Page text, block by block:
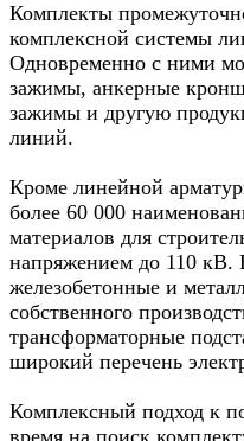
Комплекты
комплексной системы
Одновременно с ними
зажимы, анкерные
зажимы и другую
линий.
Кроме линейной
более 60 000
материалов для
напряжением до 110 кВ.
железобетонные и
собственного
трансформаторные
широкий перечень
Комплексный подход к
время на поиск